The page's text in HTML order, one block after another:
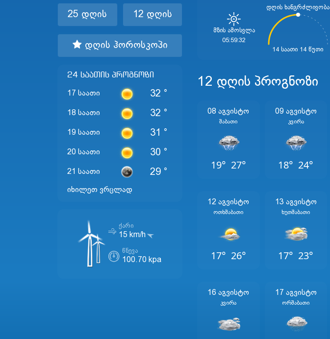
25 დღის 12 დღის
დღის ჰოროსკოპი
24 საათის პროგნოზი
17 საათი 32 °
18 საათი 32 °
19 საათი 31 °
20 საათი 30 °
21 საათი 29 °
იხილეთ ვრცლად
ᲥᲐᲠᲘ
15 km/h
ᲬᲜᲔᲕᲐ
100.70 kpa
05:59:32
Მზის Ამოსვლა
დღის ხანგრძლივობა
14 საათი 14 წუთი
12 დღის პროგნოზი
08 Აგვისტო
Შაბათი
19° 27°
09 Აგვისტო
Კვირა
18° 24°
12 Აგვისტო
Ოთხშაბათი
17° 26°
13 Აგვისტო
Ხუთშაბათი
17° 23°
16 Აგვისტო
Კვირა
17 Აგვისტო
Ორშაბათი